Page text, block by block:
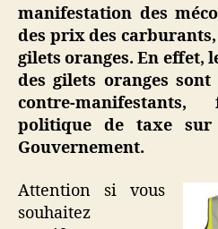
manifestation des
des prix des carburants,
gilets oranges. En effet,
des gilets oranges sont
contre-
politique de taxe
Gouvernement.
Attention si vous
souhaitez